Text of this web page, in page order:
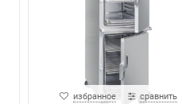
избранное сравнить